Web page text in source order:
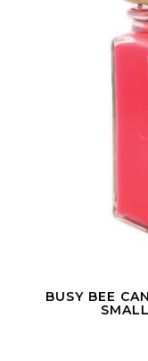
BUSY BEE